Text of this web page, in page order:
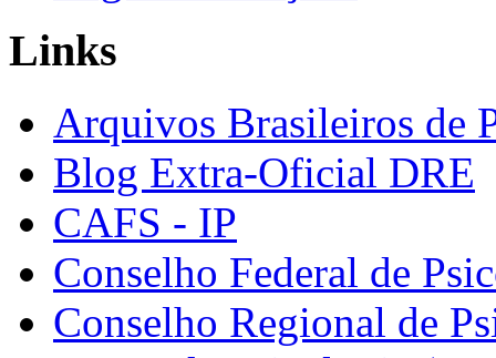
Links
Arquivos Brasileiros de
Blog Extra-Oficial DRE
CAFS - IP
Conselho Federal de
Conselho Regional de